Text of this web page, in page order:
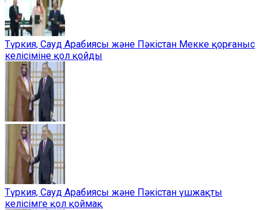
Түркия, Сауд Арабиясы және Пәкістан Мекке қорғаныс
келісіміне қол қойды
Түркия, Сауд Арабиясы және Пәкістан үшжақты
келісімге қол қоймақ